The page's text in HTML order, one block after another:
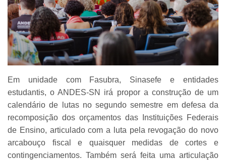
Em unidade com Fasubra, Sinasefe e entidades
estudantis, o ANDES-SN irá propor a construção de um
calendário de lutas no segundo semestre em defesa da
recomposição dos orçamentos das Instituições Federais
de Ensino, articulado com a luta pela revogação do novo
arcabouço fiscal e quaisquer medidas de cortes e
contingenciamentos. Também será feita uma articulação